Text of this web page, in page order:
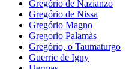
Gregório de Nazianzo
Gregório de Nissa
Gregório Magno
Gregorio Palamàs
Gregório, o Taumaturgo
Guerric de Igny